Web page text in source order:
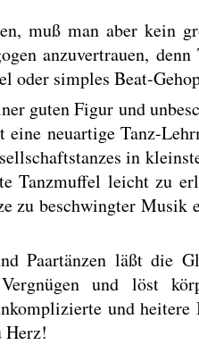
muß man aber kein
anzuvertrauen,
oder simples Beat-
guten Figur und
eine neuartige Tanz-
in
Tanzmuffel leicht zu
zu beschwingter Musik
Paartänzen läßt die
und löst
und
Herz!